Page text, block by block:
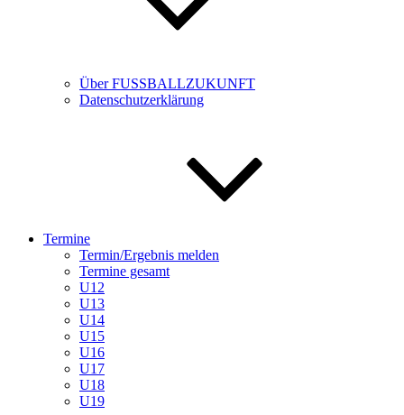
Über FUSSBALLZUKUNFT
Datenschutzerklärung
Termine
Termin/Ergebnis melden
Termine gesamt
U12
U13
U14
U15
U16
U17
U18
U19